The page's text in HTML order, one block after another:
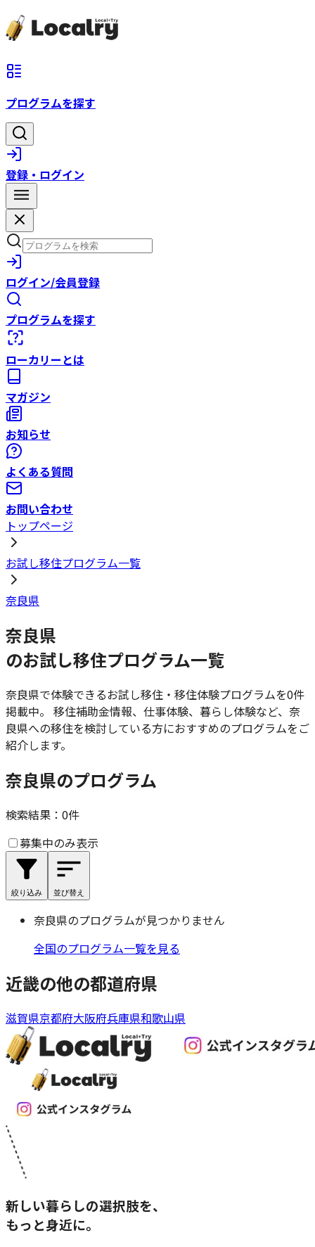
プログラムを探す
登録・ログイン
ログイン/会員登録
プログラムを探す
ローカリーとは
マガジン
お知らせ
よくある質問
お問い合わせ
トップページ
お試し移住プログラム一覧
奈良県
奈良県
のお試し移住プログラム一覧
奈良県で体験できるお試し移住・移住体験プログラムを0件
掲載中。 移住補助金情報、仕事体験、暮らし体験など、 奈
良県への移住を検討している方におすすめのプログラムをご
紹介します。
奈良県のプログラム
検索結果： 0件
募集中のみ表示
絞り込み 並び替え
奈良県のプログラムが見つかりません
全国のプログラム一覧を見る
近畿の他の都道府県
滋賀県京都府大阪府兵庫県和歌山県
新しい暮らしの選択肢を、
もっと身近に。